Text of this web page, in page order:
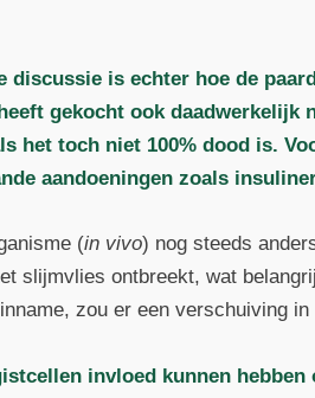
discussie is echter hoe de
gekocht ook daadwerkelijk
het toch niet 100% dood is.
aandoeningen zoals
(in vivo) nog steeds
slijmvlies ontbreekt, wat
zou er een verschuiving
invloed kunnen